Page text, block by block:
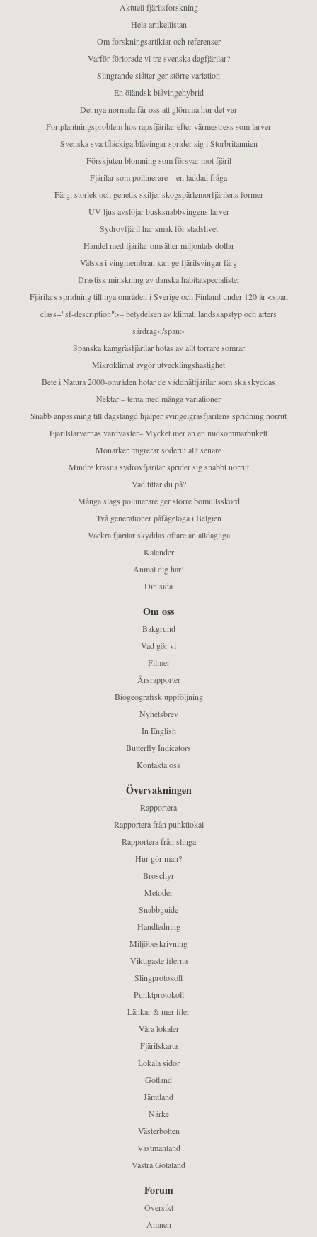
Aktuell fjärilsforskning
Hela artikellistan
Om forskningsartiklar och referenser
Varför förlorade vi tre svenska dagfjärilar?
Slingrande slåtter ger större variation
En öländsk blåvingehybrid
Det nya normala får oss att glömma hur det var
Fortplantningsproblem hos rapsfjärilar efter värmestress som larver
Svenska svartfläckiga blåvingar sprider sig i Storbritannien
Förskjuten blomning som försvar mot fjäril
Fjärilar som pollinerare – en laddad fråga
Färg, storlek och genetik skiljer skogspärlemorfjärilens former
UV-ljus avslöjar busksnabbvingens larver
Sydrovfjäril har smak för stadslivet
Handel med fjärilar omsätter miljontals dollar
Vätska i vingmembran kan ge fjärilsvingar färg
Drastisk minskning av danska habitatspecialister
Fjärilars spridning till nya områden i Sverige och Finland under 120 år <span
class="sf-description">– betydelsen av klimat, landskapstyp och arters
särdrag</span>
Spanska kamgräsfjärilar hotas av allt torrare somrar
Mikroklimat avgör utvecklingshastighet
Bete i Natura 2000-områden hotar de väddnätfjärilar som ska skyddas
Nektar – tema med många variationer
Snabb anpassning till dagslängd hjälper svingelgräsfjärilens spridning norrut
Fjärilslarvernas värdväxter– Mycket mer än en midsommarbukett
Monarker migrerar söderut allt senare
Mindre kräsna sydrovfjärilar sprider sig snabbt norrut
Vad tittar du på?
Många slags pollinerare ger större bomullsskörd
Två generationer påfågelöga i Belgien
Vackra fjärilar skyddas oftare än alldagliga
Kalender
Anmäl dig här!
Din sida
Om oss
Bakgrund
Vad gör vi
Filmer
Årsrapporter
Biogeografisk uppföljning
Nyhetsbrev
In English
Butterfly Indicators
Kontakta oss
Övervakningen
Rapportera
Rapportera från punktlokal
Rapportera från slinga
Hur gör man?
Broschyr
Metoder
Snabbguide
Handledning
Miljöbeskrivning
Viktigaste filerna
Slingprotokoll
Punktprotokoll
Länkar & mer filer
Våra lokaler
Fjärilskarta
Lokala sidor
Gotland
Jämtland
Närke
Västerbotten
Västmanland
Västra Götaland
Forum
Översikt
Ämnen